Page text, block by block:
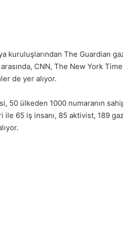
kuruluşlarından The Guardian
CNN, The New York
de yer alıyor.
50 ülkeden 1000 numaranın
65 iş insanı, 85 aktivist, 189